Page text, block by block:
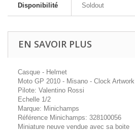
Disponibilité Soldout
EN SAVOIR PLUS
Casque - Helmet
Moto GP 2010 - Misano - Clock Artwork
Pilote: Valentino Rossi
Echelle 1/2
Marque: Minichamps
Référence Minichamps: 328100056
Miniature neuve vendue avec sa boite